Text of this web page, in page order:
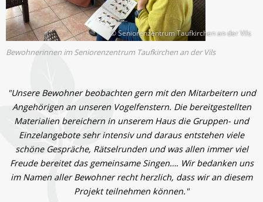
© Seniorenzentrum Taufkirchen an der Vils
Bewohnerinnen im Seniorenzentrum Taufkirchen an der Vils
"Unsere Bewohner beobachten gern mit den Mitarbeitern und
Angehörigen an unseren Vogelfenstern. Die bereitgestellten
Materialien bereichern in unserem Haus die Gruppen- und
Einzelangebote sehr intensiv und daraus entstehen viele
schöne Gespräche, Rätselrunden und was allen immer viel
Freude bereitet das gemeinsame Singen…. Wir bedanken uns
im Namen aller Bewohner recht herzlich, dass wir an diesem
Projekt teilnehmen können."